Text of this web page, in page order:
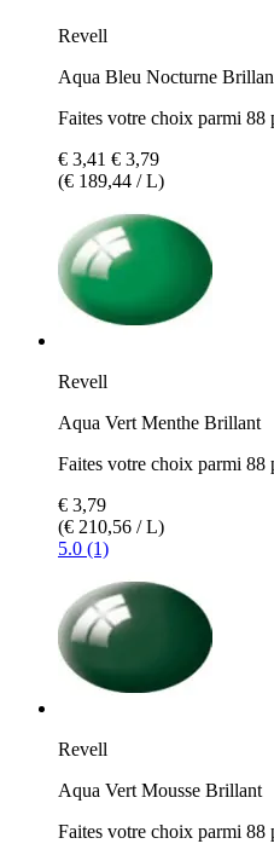
Revell
Aqua Bleu Nocturne
Faites votre choix parmi 88
€ 3,41 € 3,79
(€ 189,44 / L)
Revell
Aqua Vert Menthe Brillant
Faites votre choix parmi 88
€ 3,79
(€ 210,56 / L)
5.0 (1)
Revell
Aqua Vert Mousse Brillant
Faites votre choix parmi 88